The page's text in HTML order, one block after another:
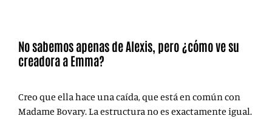
No sabemos apenas de Alexis, pero ¿cómo ve su
creadora a Emma?
Creo que ella hace una caída, que está en común con
Madame Bovary. La estructura no es exactamente igual.